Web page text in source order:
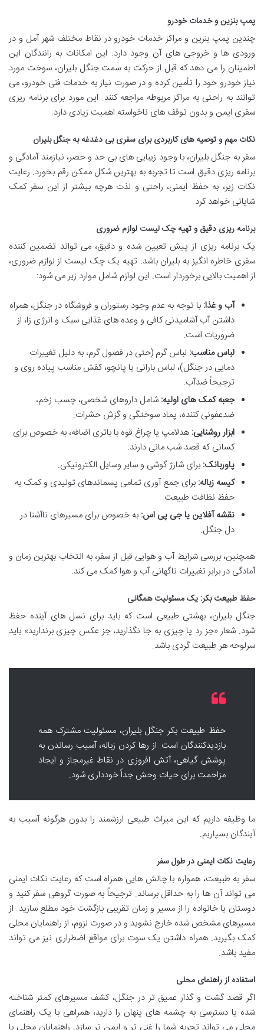
پمپ بنزین و خدمات خودرو
چندین پمپ بنزین و مراکز خدمات خودرو در نقاط مختلف شهر آمل و در
ورودی ها و خروجی های آن وجود دارد. این امکانات به رانندگان این
اطمینان را می دهد که قبل از حرکت به سمت جنگل بلیران، سوخت مورد
نیاز خودرو خود را تأمین کرده و در صورت نیاز به خدمات فنی خودرو، می
توانند به راحتی به مراکز مربوطه مراجعه کنند. این مورد برای برنامه ریزی
سفری ایمن و بدون توقف های ناخواسته اهمیت زیادی دارد.
نکات مهم و توصیه های کاربردی برای سفری بی دغدغه به جنگل بلیران
سفر به جنگل بلیران، با وجود زیبایی های بی حد و حصر، نیازمند آمادگی و
برنامه ریزی دقیق است تا تجربه به بهترین شکل ممکن رقم بخورد. رعایت
نکات زیر، به حفظ ایمنی، راحتی و لذت هرچه بیشتر از این سفر کمک
شایانی خواهد کرد.
برنامه ریزی دقیق و تهیه چک لیست لوازم ضروری
یک برنامه ریزی از پیش تعیین شده و دقیق، می تواند تضمین کننده
سفری خاطره انگیز به بلیران باشد. تهیه یک چک لیست از لوازم ضروری،
از اهمیت بالایی برخوردار است. این لوازم شامل موارد زیر می شود:
آب و غذا: با توجه به عدم وجود رستوران و فروشگاه در جنگل، همراه
داشتن آب آشامیدنی کافی و وعده های غذایی سبک و انرژی زا، از
ضروریات است.
لباس مناسب: لباس گرم (حتی در فصول گرم، به دلیل تغییرات
دمایی در جنگل)، لباس بارانی یا پانچو، کفش مناسب پیاده روی و
ترجیحاً ضدآب.
جعبه کمک های اولیه: شامل داروهای شخصی، چسب زخم،
ضدعفونی کننده، پماد سوختگی و گزش حشرات.
ابزار روشنایی: هدلامپ یا چراغ قوه با باتری اضافه، به خصوص برای
کسانی که قصد شب مانی دارند.
پاوربانک: برای شارژ گوشی و سایر وسایل الکترونیکی.
کیسه زباله: برای جمع آوری تمامی پسماندهای تولیدی و کمک به
حفظ نظافت طبیعت.
نقشه آفلاین یا جی پی اس: به خصوص برای مسیرهای ناآشنا در
دل جنگل.
همچنین، بررسی شرایط آب و هوایی قبل از سفر، به انتخاب بهترین زمان و
آمادگی در برابر تغییرات ناگهانی آب و هوا کمک می کند.
حفظ طبیعت بکر: یک مسئولیت همگانی
جنگل بلیران، بهشتی طبیعی است که باید برای نسل های آینده حفظ
شود. شعار «جز رد پا چیزی به جا نگذارید، جز عکس چیزی برندارید» باید
سرلوحه هر طبیعت گردی باشد.
حفظ طبیعت بکر جنگل بلیران، مسئولیت مشترک همه
بازدیدکنندگان است. از رها کردن زباله، آسیب رساندن به
پوشش گیاهی، آتش افروزی در نقاط غیرمجاز و ایجاد
مزاحمت برای حیات وحش جداً خودداری شود.
ما وظیفه داریم که این میراث طبیعی ارزشمند را بدون هرگونه آسیب به
آیندگان بسپاریم.
رعایت نکات ایمنی در طول سفر
سفر به طبیعت، همواره با چالش هایی همراه است که رعایت نکات ایمنی
می تواند آن ها را به حداقل برساند. ترجیحاً به صورت گروهی سفر کنید و
دوستان یا خانواده را از مسیر و زمان تقریبی بازگشت خود مطلع سازید. از
مسیرهای مشخص شده خارج نشوید و در صورت لزوم، از راهنمایان محلی
کمک بگیرید. همراه داشتن یک سوت برای مواقع اضطراری نیز می تواند
مفید باشد.
استفاده از راهنمای محلی
اگر قصد گشت و گذار عمیق تر در جنگل، کشف مسیرهای کمتر شناخته
شده یا دسترسی به چشمه های پنهان را دارید، همراهی با یک راهنمای